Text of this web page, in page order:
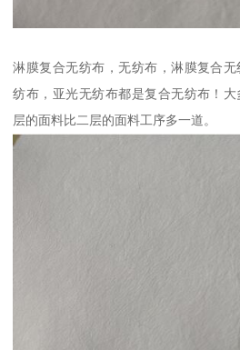
淋膜复合无纺布，无纺布，淋膜复合
纺布，亚光无纺布都是复合无纺布！
层的面料比二层的面料工序多一道。